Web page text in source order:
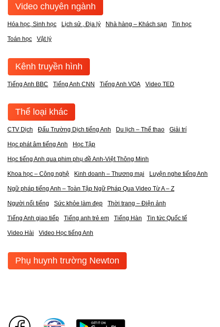
Video chuyên ngành
Hóa học, Sinh học Lịch sử , Địa lý Nhà hàng – Khách sạn Tin học
Toán học Vật lý
Kênh truyền hình
Tiếng Anh BBC Tiếng Anh CNN Tiếng Anh VOA Video TED
Thể loại khác
CTV Dịch Đấu Trường Dịch tiếng Anh Du lịch – Thể thao Giải trí
Học phát âm tiếng Anh Học Tập
Học tiếng Anh qua phim phụ đề Anh-Việt Thông Minh
Khoa học – Công nghệ Kinh doanh – Thương mại Luyện nghe tiếng Anh
Ngữ pháp tiếng Anh – Toàn Tập Ngữ Pháp Qua Video Từ A – Z
Người nổi tiếng Sức khỏe làm đẹp Thời trang – Điện ảnh
Tiếng Anh giao tiếp Tiếng anh trẻ em Tiếng Hàn Tin tức Quốc tế
Video Hài Video Học tiếng Anh
Phụ huynh trường Newton